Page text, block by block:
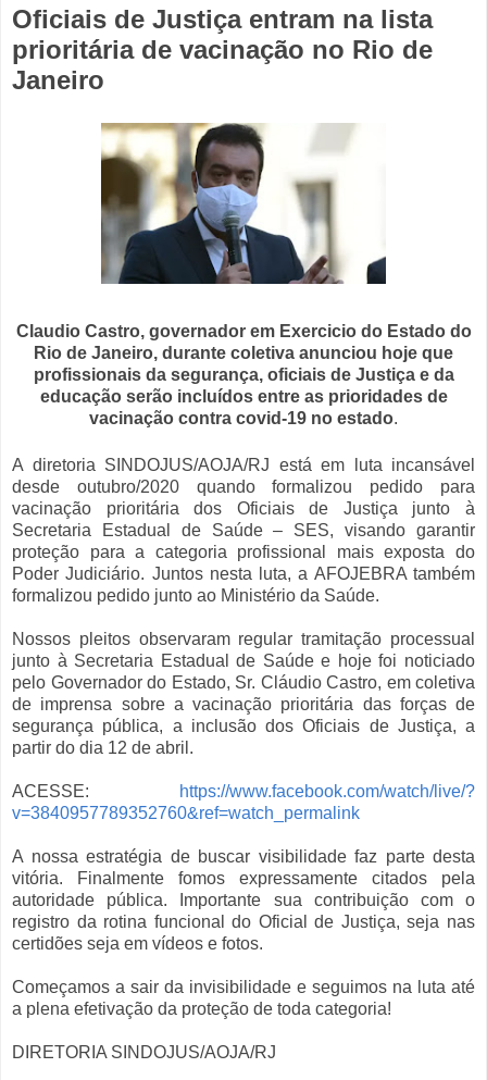
Oficiais de Justiça entram na lista
prioritária de vacinação no Rio de
Janeiro
Claudio Castro, governador em Exercicio do Estado do
Rio de Janeiro, durante coletiva anunciou hoje que
profissionais da segurança, oficiais de Justiça e da
educação serão incluídos entre as prioridades de
vacinação contra covid-19 no estado.
A diretoria SINDOJUS/AOJA/RJ está em luta incansável
desde outubro/2020 quando formalizou pedido para
vacinação prioritária dos Oficiais de Justiça junto à
Secretaria Estadual de Saúde – SES, visando garantir
proteção para a categoria profissional mais exposta do
Poder Judiciário. Juntos nesta luta, a AFOJEBRA também
formalizou pedido junto ao Ministério da Saúde.
Nossos pleitos observaram regular tramitação processual
junto à Secretaria Estadual de Saúde e hoje foi noticiado
pelo Governador do Estado, Sr. Cláudio Castro, em coletiva
de imprensa sobre a vacinação prioritária das forças de
segurança pública, a inclusão dos Oficiais de Justiça, a
partir do dia 12 de abril.
ACESSE:
https://www.facebook.com/watch/live/?
v=3840957789352760&ref=watch_permalink
A nossa estratégia de buscar visibilidade faz parte desta
vitória. Finalmente fomos expressamente citados pela
autoridade pública. Importante sua contribuição com o
registro da rotina funcional do Oficial de Justiça, seja nas
certidões seja em vídeos e fotos.
Começamos a sair da invisibilidade e seguimos na luta até
a plena efetivação da proteção de toda categoria!
DIRETORIA SINDOJUS/AOJA/RJ